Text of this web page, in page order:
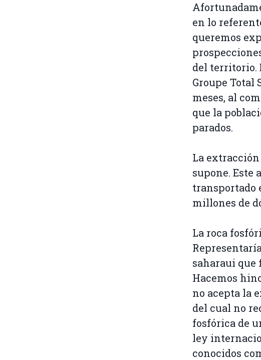
en lo
queremos
del territorio.
Groupe Total
meses, al
que la
parados.
La
supone. Este
transportado
millones de
La roca
saharaui que
Hacemos
no acepta la
del cual no
fosfórica de
ley
conocidos